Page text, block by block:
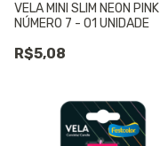
VELA MINI SLIM NEON PINK
NÚMERO 7 - 01 UNIDADE
R$5,08